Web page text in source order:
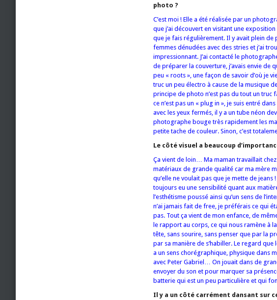
photo ?
C’est moi ! Elle a été réalisée par un
que j’ai découvert en visitant une
que je fais régulièrement. Il y avait plein de
femmes dénudées avec des stries et j’ai
impressionnant. J’ai contacté le
de préparer la couverture, j’avais envie de
peu « roots », une façon de savoir d’où je
truc un peu électro à cause de la musique
principe de photo n’est pas du tout un truc
ce n’est pas un « plug in », je suis entré
avec les yeux fermés, il y a un tube néon
photographe bouge très rapidement les
petite tache de couleur. Sinon, c’est
Le côté visuel a beaucoup
Ça vient de loin… Ma maman travaillait
matériaux de grande qualité car ma mère
qu’elle ne voulait pas que je mette de jeans
toujours eu une sensibilité quant aux
l’esthétisme poussé ainsi qu’un sens de
n’ai jamais fait de free, je préférais ce qui
pas. Tout ça vient de mon enfance, de
le rapport au corps, ce qui nous ramène à
tête, sans sourire, sans penser que par la
par sa manière de s’habiller. Le regard
a un sens chorégraphique, physique dans
avec Peter Gabriel… On jouait dans de
envoyer du son et pour marquer sa
batterie qui est un peu particulière et qui
Il y a un côté carrément dansant sur